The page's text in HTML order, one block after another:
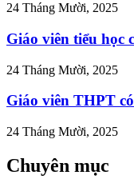
24 Tháng Mười, 2025
Giáo viên tiểu học
24 Tháng Mười, 2025
Giáo viên THPT
24 Tháng Mười, 2025
Chuyên mục